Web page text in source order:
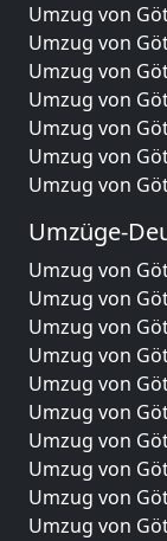
Umzug von
Umzug von
Umzug von
Umzug von
Umzug von
Umzug von
Umzug von
Umzüge-
Umzug von
Umzug von
Umzug von
Umzug von
Umzug von
Umzug von
Umzug von
Umzug von
Umzug von
Umzug von